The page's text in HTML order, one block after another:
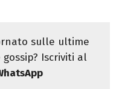
sulle ultime
gossip? Iscriviti al